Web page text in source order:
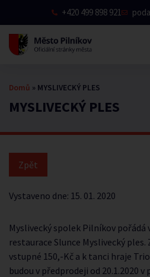
+420 499 898 921
MYSLIVECKÝ PLES
Domů » MYSLIVECKÝ PLES
Vystaveno dne: 15. 01. 2020
Myslivecký spolek Pilníkov pořádá
restaurace Slunce Myslivecký ples.
vstupné 150,-Kč a k tanci hraje
budou v předprodeji od 20.1.2020